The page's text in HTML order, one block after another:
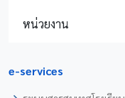
หน่วยงาน
e-services